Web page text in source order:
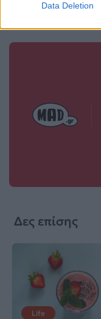
Data Deletion
Δες επίσης
Life